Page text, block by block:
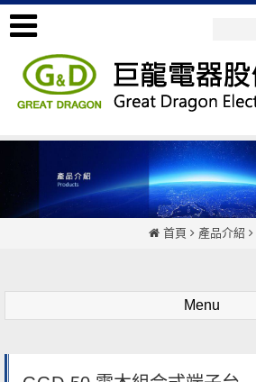
首頁 產品介紹
Menu